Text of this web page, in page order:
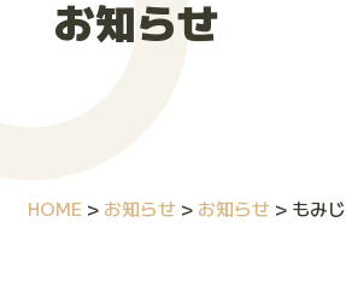
モルックってなに
お知らせ
HOME > お知らせ > お知らせ > もみ